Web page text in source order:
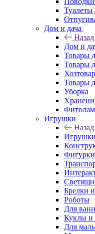
Дом и дача
Назад
Дом и
Товары
Товары
Товары
Уборка
Игрушки
Назад
Игрушки
Брелки
Роботы
Для
Куклы и
Для